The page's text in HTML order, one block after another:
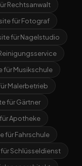
Rechtsanwalt
für Fotograf
für Nagelstudio
für Musikschule
Malerbetrieb
für Gärtner
Apotheke
für Fahrschule
Schlüsseldienst